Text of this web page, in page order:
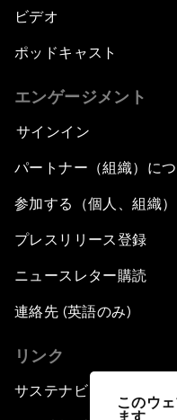
このウ
ます
ビデオ
ポッドキャスト
エンゲージメント
サインイン
パートナー（組織）に
参加する（個人、組織）
プレスリリース登録
ニュースレター購読
連絡先 (英語のみ)
リンク
サステナビリティへの取